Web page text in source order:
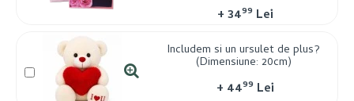
+3499 Lei
Includem si un ursulet de plus?
(Dimensiune: 20cm)
+ 4499 Lei